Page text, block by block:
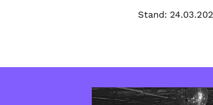
Stand: